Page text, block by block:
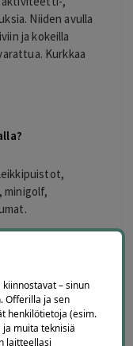
Niiden avulla
ja kokeilla
Kurkkaa
tapahtumat,
– sinun
Offerilla ja sen
henkilötietoja (esim.
muita teknisiä
laitteellasi